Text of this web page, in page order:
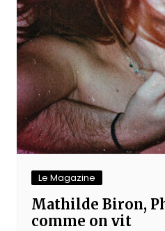
Le Magazine
Mathilde Biron,
comme on vit